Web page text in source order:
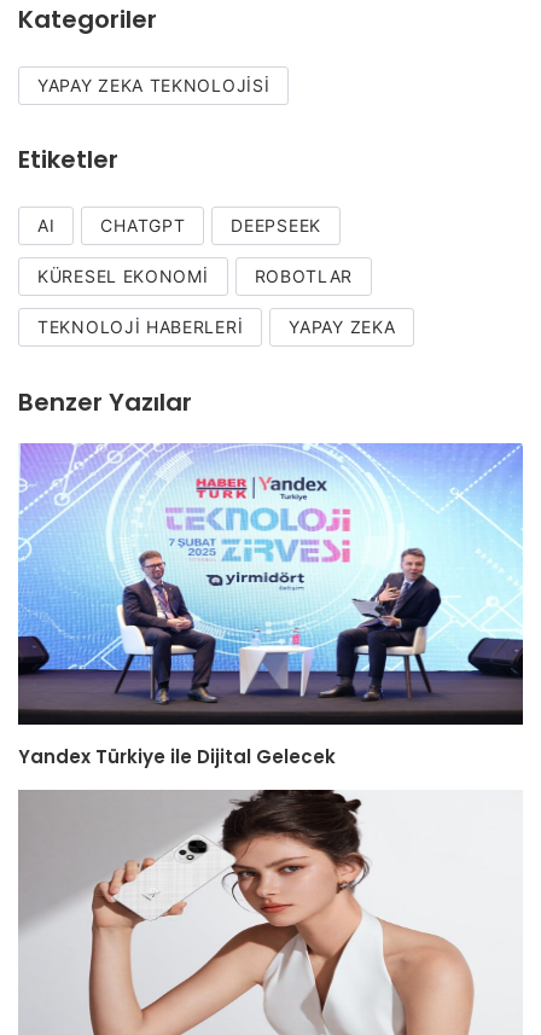
Kategoriler
YAPAY ZEKA TEKNOLOJISI
Etiketler
AI CHATGPT DEEPSEEK
KÜRESEL EKONOMI ROBOTLAR
TEKNOLOJI HABERLERI YAPAY ZEKA
Benzer Yazılar
Yandex Türkiye ile Dijital Gelecek